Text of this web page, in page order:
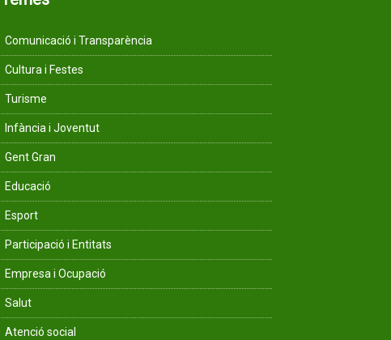
Comunicació i Transparència
Cultura i Festes
Turisme
Infància i Joventut
Gent Gran
Educació
Esport
Participació i Entitats
Empresa i Ocupació
Salut
Atenció social